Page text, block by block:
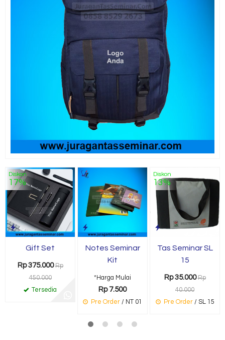
Diskon
17%
Gift Set
Rp 375.000 Rp
450.000
Tersedia
Notes Seminar
Kit
*Harga Mulai
Rp 7.500
Pre Order / NT 01
Diskon
13%
Tas Seminar SL
15
Rp 35.000 Rp
40.000
Pre Order/ SL 15